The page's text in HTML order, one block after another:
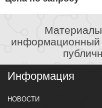
Материалы
информационный
Информация
НОВОСТИ